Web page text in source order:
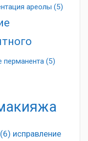
ареолы (5)
перманента (5)
(6) исправление